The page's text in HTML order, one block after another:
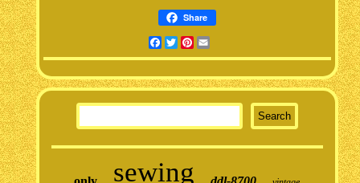
Share
Facebook
TwitterPinterest
sewing